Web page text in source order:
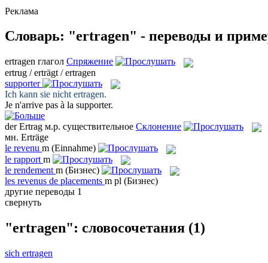
Реклама
Словарь: "ertragen" - переводы и
ertragen глагол Спряжение
ertrug / erträgt / ertragen
supporter
Ich kann sie nicht ertragen.
Je n'arrive pas à la supporter.
derErtrag м.р. существительное Склонение
мн. Erträge
le revenu m (Einnahme)
le rapport m
le rendement m (Бизнес)
les revenus de placements m pl (Бизнес)
другие переводы 1
свернуть
"ertragen": словосочетания (1)
sich ertragen